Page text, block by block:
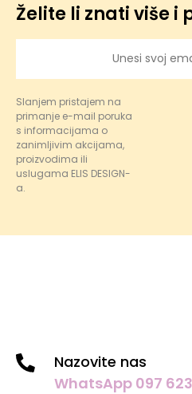
Želite li znati više i
Slanjem pristajem na
primanje e-mail poruka
s informacijama o
zanimljivim akcijama,
proizvodima ili
uslugama ELIS DESIGN-
a.
Nazovite nas
WhatsApp 097